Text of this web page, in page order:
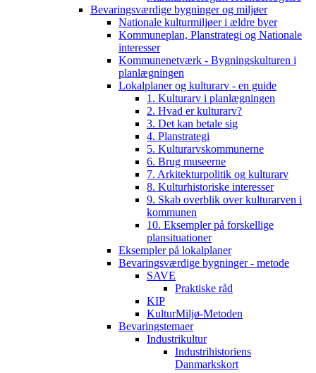
Bevaringsværdige bygninger og miljøer
Nationale kulturmiljøer i ældre byer
Kommuneplan, Planstrategi og Nationale
interesser
Kommunenetværk - Bygningskulturen i
planlægningen
Lokalplaner og kulturarv - en guide
1. Kulturarv i planlægningen
2. Hvad er kulturarv?
3. Det kan betale sig
4. Planstrategi
5. Kulturarvskommunerne
6. Brug museerne
7. Arkitekturpolitik og kulturarv
8. Kulturhistoriske interesser
9. Skab overblik over kulturarven i
kommunen
10. Eksempler på forskellige
plansituationer
Eksempler på lokalplaner
Bevaringsværdige bygninger - metode
SAVE
Praktiske råd
KIP
KulturMiljø-Metoden
Bevaringstemaer
Industrikultur
Industrihistoriens
Danmarkskort